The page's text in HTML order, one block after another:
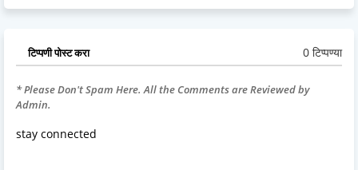
टिप्पणी पोस्ट करा 0 टिप्पण्या
* Please Don't Spam Here. All the Comments are Reviewed by
Admin.
stay connected